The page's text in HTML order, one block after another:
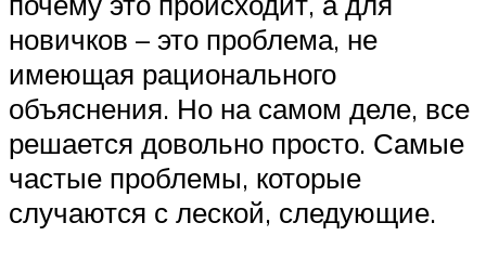
новичков – это проблема, не
имеющая рационального
объяснения. Но на самом деле, все
решается довольно просто. Самые
частые проблемы, которые
случаются с леской, следующие.